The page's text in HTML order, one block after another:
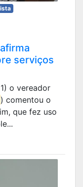
serviços
o vereador
) comentou o
que fez uso